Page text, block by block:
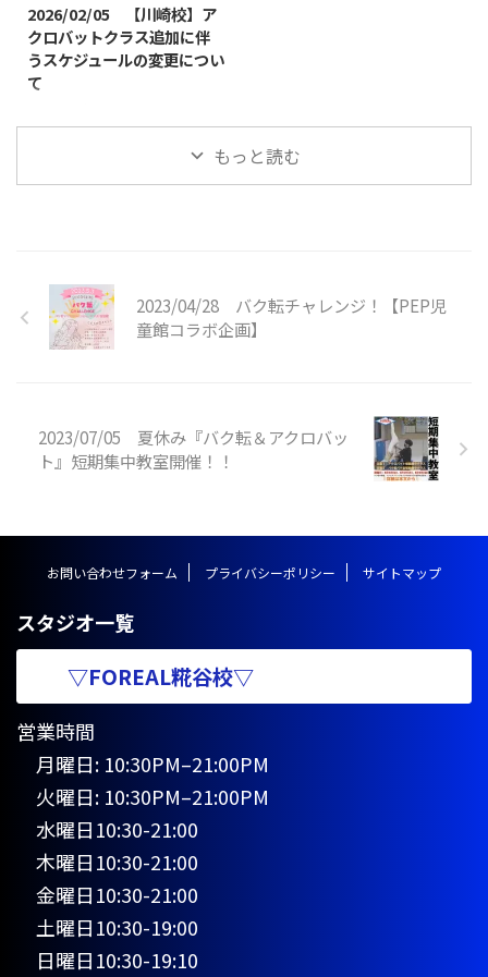
全日本大会出場経験のある先生が
直接指導いたします👨‍🏫 短期集
中クラス概要 日時・日程 日程１
（キッズ体操） ①5月4日
2026/02/05 【川崎校】ア
クロバットクラス追加に伴
うスケジュールの変更につい
て
だき、誠にありがとうございま
す。 この度、川崎校のクラスを
生以上対象開講日（開講時間）：
日曜日（１４：１５〜１５：３
５）↓〈変更後〉アクロバットク
ラス ※小学生以上対象月額受講
クロバットクラス ※小学生以上
対象開講日（開講時間）：日曜日
もっと読む
2023/04/28 バク転チャレンジ！【PEP児
童館コラボ企画】
2023/07/05 夏休み『バク転＆アクロバッ
ト』短期集中教室開催！！
お問い合わせフォーム プライバシーポリシー サイトマップ
スタジオ一覧
▽FOREAL糀谷校▽
営業時間
月曜日: 10:30PM–21:00PM
火曜日: 10:30PM–21:00PM
水曜日10:30-21:00
木曜日10:30-21:00
金曜日10:30-21:00
土曜日10:30-19:00
日曜日10:30-19:10